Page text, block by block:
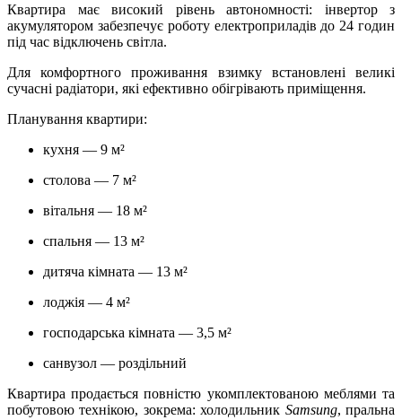
Квартира має високий рівень автономності: інвертор з
акумулятором забезпечує роботу електроприладів до 24 годин
під час відключень світла.
Для комфортного проживання взимку встановлені великі
сучасні радіатори, які ефективно обігрівають приміщення.
Планування квартири:
кухня — 9 м²
столова — 7 м²
вітальня — 18 м²
спальня — 13 м²
дитяча кімната — 13 м²
лоджія — 4 м²
господарська кімната — 3,5 м²
санвузол — роздільний
Квартира продається повністю укомплектованою меблями та
побутовою технікою, зокрема: холодильник Samsung, пральна